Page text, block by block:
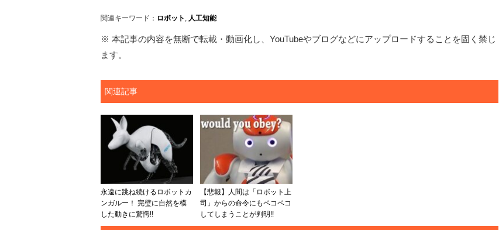
関連キーワード： ロボット , 人工知能
※ 本記事の内容を無断で転載・動画化し、YouTubeやブログなどにアップロードすることを固く禁じ
ます。
関連記事
永遠に跳ね続けるロボットカ
ンガルー！ 完璧に自然を模
した動きに驚愕!!
【悲報】人間は「ロボット上
司」からの命令にもペコペコ
してしまうことが判明!!